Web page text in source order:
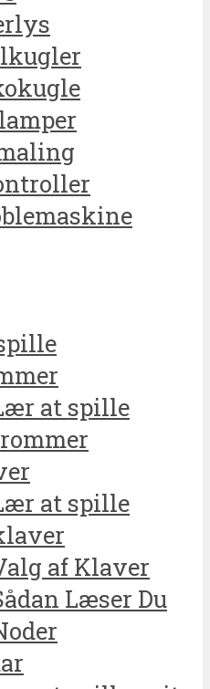
at spille
at spille
af Klaver
Læser Du